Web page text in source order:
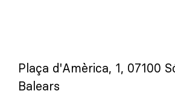
Plaça d'Amèrica, 1, 07100
Balears